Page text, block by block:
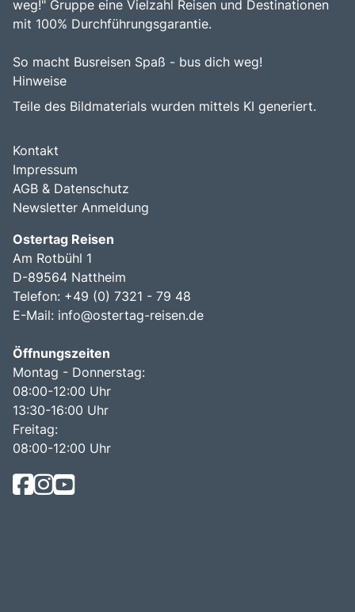
weg!" Gruppe eine Vielzahl Reisen und Destinationen
mit 100% Durchführungsgarantie.
So macht Busreisen Spaß - bus dich weg!
Hinweise
Teile des Bildmaterials wurden mittels KI generiert.
Kontakt
Impressum
AGB & Datenschutz
Newsletter Anmeldung
Ostertag Reisen
Am Rotbühl 1
D-89564 Nattheim
Telefon: +49 (0) 7321 - 79 48
E-Mail: info@ostertag-reisen.de
Öffnungszeiten
Montag - Donnerstag:
08:00-12:00 Uhr
13:30-16:00 Uhr
Freitag:
08:00-12:00 Uhr